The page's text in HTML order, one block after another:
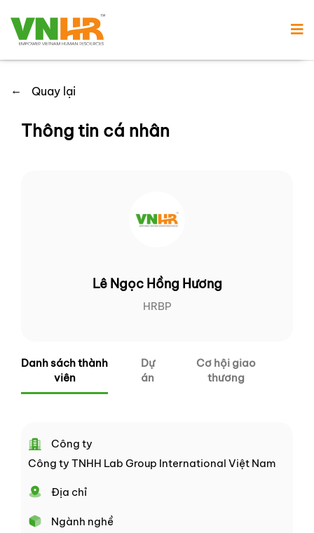
← Quay lại
Thông tin cá nhân
Lê Ngọc Hồng Hương
HRBP
Danh sách thành
viên
Dự
án
Cơ hội giao
thương
Công ty
Công ty TNHH Lab Group International Việt Nam
Địa chỉ
Ngành nghề